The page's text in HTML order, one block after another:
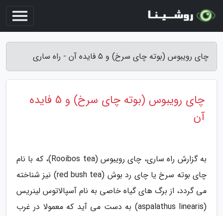
چای رویبوس (بوته چای سرخ) و 5 فایده آن - راه ساری
چای رویبوس (بوته چای سرخ) و 5 فایده
آن
به گزارش راه ساری، چای رویبوس (Rooibos tea)، که با نام
چای بوته سرخ یا چای رد بوش (red bush tea) نیز شناخته
می گردد، از برگ های گیاه خاصی به نام آسپالاتوس لینریس
(aspalathus linearis) به دست می آید که معمولا در غرب